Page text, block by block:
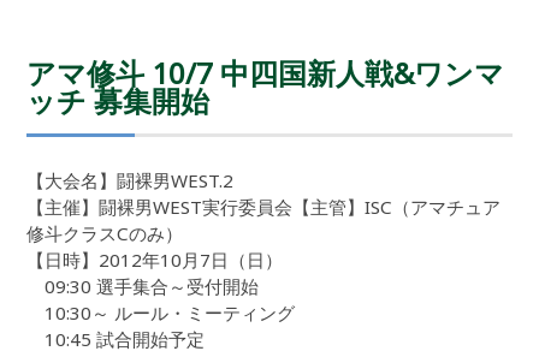
アマ修斗 10/7 中四国新人戦&ワンマ
ッチ 募集開始
【大会名】闘裸男WEST.2
【主催】闘裸男WEST実行委員会【主管】ISC（アマチュア
修斗クラスCのみ）
【日時】2012年10月7日（日）
09:30 選手集合～受付開始
10:30～ ルール・ミーティング
10:45 試合開始予定